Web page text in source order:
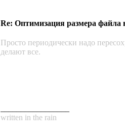
Re: Оптимизация размера файла
Просто периодически надо
делают все.
written in the rain